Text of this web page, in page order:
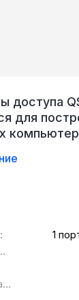
доступа
для
контроль
установки
в сеть
1